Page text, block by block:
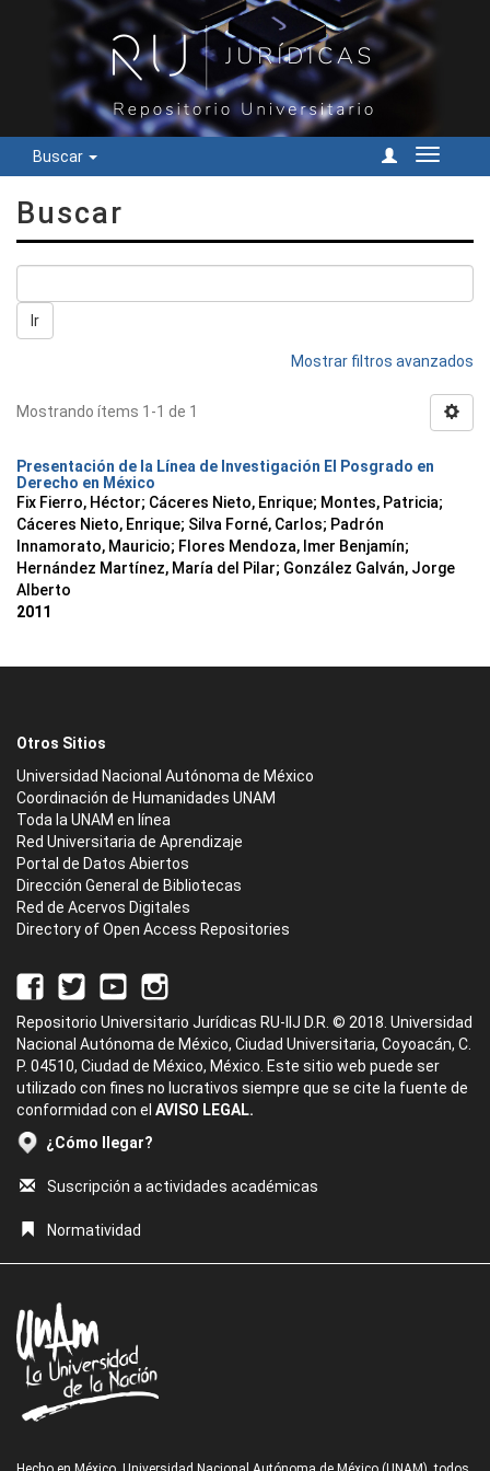
Buscar
Cambiar
Buscar
Ir
Mostrar filtros avanzados
Mostrando ítems 1-1 de 1
Presentación de la Línea de Investigación El Posgrado en
Derecho en México
Fix Fierro, Héctor; Cáceres Nieto, Enrique; Montes, Patricia;
Cáceres Nieto, Enrique; Silva Forné, Carlos; Padrón
Innamorato, Mauricio; Flores Mendoza, Imer Benjamín;
Hernández Martínez, María del Pilar; González Galván, Jorge
Alberto
2011
Otros Sitios
Universidad Nacional Autónoma de México
Coordinación de Humanidades UNAM
Toda la UNAM en línea
Red Universitaria de Aprendizaje
Portal de Datos Abiertos
Dirección General de Bibliotecas
Red de Acervos Digitales
Directory of Open Access Repositories
Repositorio Universitario Jurídicas RU-IIJ D.R. © 2018. Universidad
Nacional Autónoma de México, Ciudad Universitaria, Coyoacán, C.
P. 04510, Ciudad de México, México. Este sitio web puede ser
utilizado con fines no lucrativos siempre que se cite la fuente de
conformidad con el AVISO LEGAL.
¿Cómo llegar?
Suscripción a actividades académicas
Normatividad